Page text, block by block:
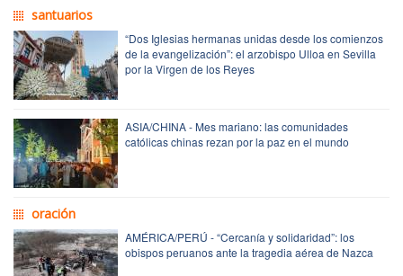
santuarios
“Dos Iglesias hermanas unidas desde los comienzos
de la evangelización”: el arzobispo Ulloa en Sevilla
por la Virgen de los Reyes
ASIA/CHINA - Mes mariano: las comunidades
católicas chinas rezan por la paz en el mundo
oración
AMÉRICA/PERÚ - “Cercanía y solidaridad”: los
obispos peruanos ante la tragedia aérea de Nazca